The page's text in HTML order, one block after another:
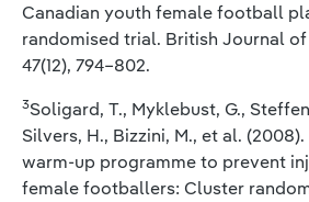
Canadian youth female football
randomised trial. British Journal
47(12), 794–802.
3Soligard, T., Myklebust, G.,
Silvers, H., Bizzini, M., et al.
warm-up programme to prevent
female footballers: Cluster